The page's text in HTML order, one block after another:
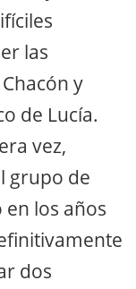
las
y
de Lucía.
vez,
grupo de
los años
dos